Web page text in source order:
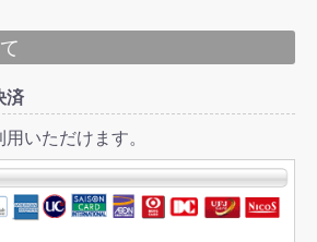
済
いただけます。